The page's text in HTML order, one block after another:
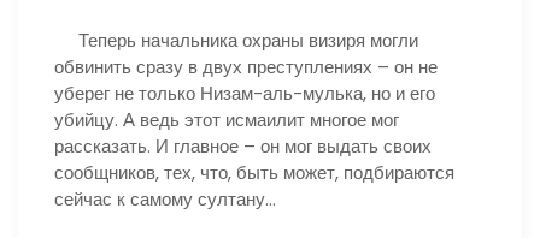
Теперь начальника охраны визиря могли
обвинить сразу в двух преступлениях – он не
уберег не только Низам-аль-мулька, но и его
убийцу. А ведь этот исмаилит многое мог
рассказать. И главное – он мог выдать своих
сообщников, тех, что, быть может, подбираются
сейчас к самому султану…